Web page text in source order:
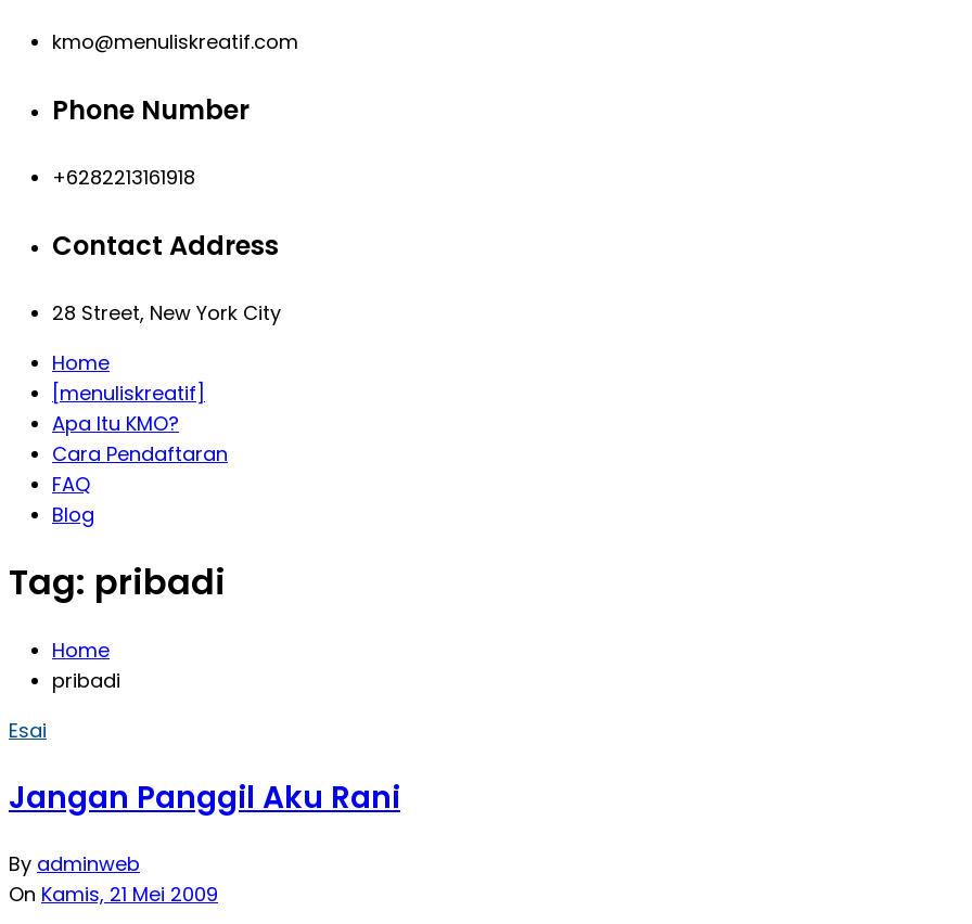
kmo@menuliskreatif.com
Phone Number
+6282213161918
Contact Address
28 Street, New York City
Home
[menuliskreatif]
Apa Itu KMO?
Cara Pendaftaran
FAQ
Blog
Tag: pribadi
Home
pribadi
Esai
Jangan Panggil Aku Rani
By adminweb
On Kamis, 21 Mei 2009